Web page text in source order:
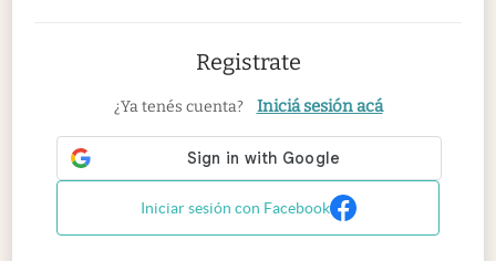
Registrate
¿Ya tenés cuenta? Iniciá sesión acá
Iniciar sesión con Facebook